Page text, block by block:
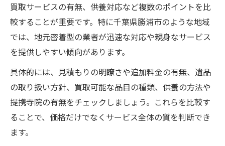
買取サービスの有無、供養対応など複数のポイントを比
較することが重要です。特に千葉県勝浦市のような地域
では、地元密着型の業者が迅速な対応や親身なサービス
を提供しやすい傾向があります。
具体的には、見積もりの明瞭さや追加料金の有無、遺品
の取り扱い方針、買取可能な品目の種類、供養の方法や
提携寺院の有無をチェックしましょう。これらを比較す
ることで、価格だけでなくサービス全体の質を判断でき
ます。